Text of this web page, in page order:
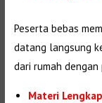
Peserta bebas
datang langsung
dari rumah
Materi